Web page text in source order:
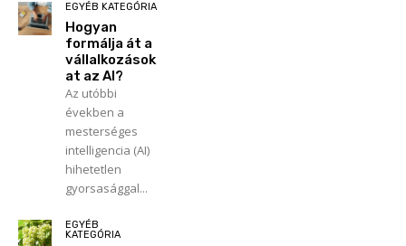
EGYÉB KATEGÓRIA
Hogyan
formálja át a
vállalkozások
at az AI?
Az utóbbi
években a
mesterséges
intelligencia (AI)
hihetetlen
gyorsasággal...
EGYÉB
KATEGÓRIA